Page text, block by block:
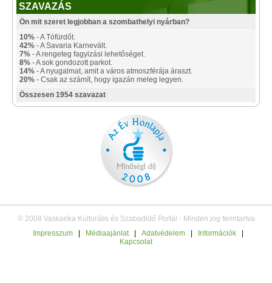
SZAVAZÁS
Ön mit szeret legjobban a szombathelyi nyárban?
10% - A Tófürdőt.
42% - A Savaria Karnevált.
7% - A rengeteg fagyizási lehetőséget.
8% - A sok gondozott parkot.
14% - A nyugalmat, amit a város atmoszférája áraszt.
20% - Csak az számít, hogy igazán meleg legyen.
Összesen 1954 szavazat
© 2008 Vaskarika Kulturális és Szabadidő Portál - Minden jog fenntartva
Impresszum
| Médiaajánlat | Adatvédelem | Információk
|
Kapcsolat